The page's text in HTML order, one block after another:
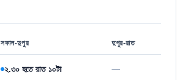
সকাল-দুপুর দুপুর-রাত
২.৩০ হতে রাত ১০টা —